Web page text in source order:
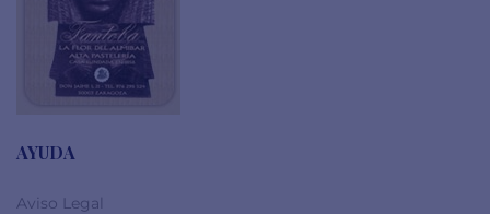
AYUDA
Aviso Legal